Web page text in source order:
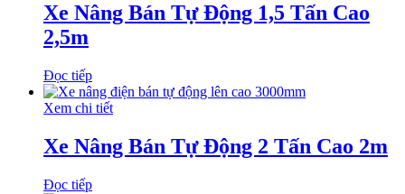
Xe Nâng Bán Tự Động 1,5 Tấn Cao
2,5m
Đọc tiếp
Xem chi tiết
Xe Nâng Bán Tự Động 2 Tấn Cao 2m
Đọc tiếp